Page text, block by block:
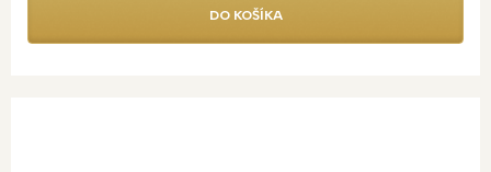
DO KOŠÍKA